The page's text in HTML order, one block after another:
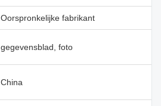
Oorspronkelijke fabrikant
gegevensblad, foto
China